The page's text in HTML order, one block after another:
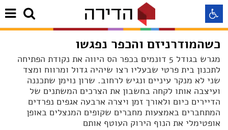
כשהמודרניזם והכפר נפגשו
מגרש בגודל 5 דונמים בכפר הס היווה את נקודת הפתיחה
לתכנון בית פרטי שבעליו רצו שיהיה גדול ומרווח ומצד
שני לא מנקר עיניים ונגיש לרחוב. שרון נוימן שתכננה
ועיצבה אותו לקחה בחשבון את הצרכים המשתנים של
הדיירים כיום ולאורך זמן ויצרה ארבעה אגפים נפרדים
המתחברים באמצעות מחברים שקופים המנצלים באופן
אופטימלי את הנוף הירוק העוטף אותם
התאמה לקורא מסך
התאמה לעיוורי צבעים
התאמה לכבדי ראיה